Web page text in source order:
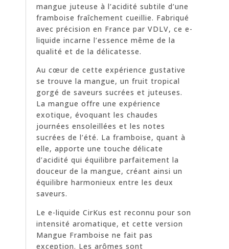
mangue juteuse à l’acidité subtile d’une
framboise fraîchement cueillie. Fabriqué
avec précision en France par VDLV, ce e-
liquide incarne l’essence même de la
qualité et de la délicatesse.
Au cœur de cette expérience gustative
se trouve la mangue, un fruit tropical
gorgé de saveurs sucrées et juteuses.
La mangue offre une expérience
exotique, évoquant les chaudes
journées ensoleillées et les notes
sucrées de l’été. La framboise, quant à
elle, apporte une touche délicate
d’acidité qui équilibre parfaitement la
douceur de la mangue, créant ainsi un
équilibre harmonieux entre les deux
saveurs.
Le e-liquide CirKus est reconnu pour son
intensité aromatique, et cette version
Mangue Framboise ne fait pas
exception. Les arômes sont